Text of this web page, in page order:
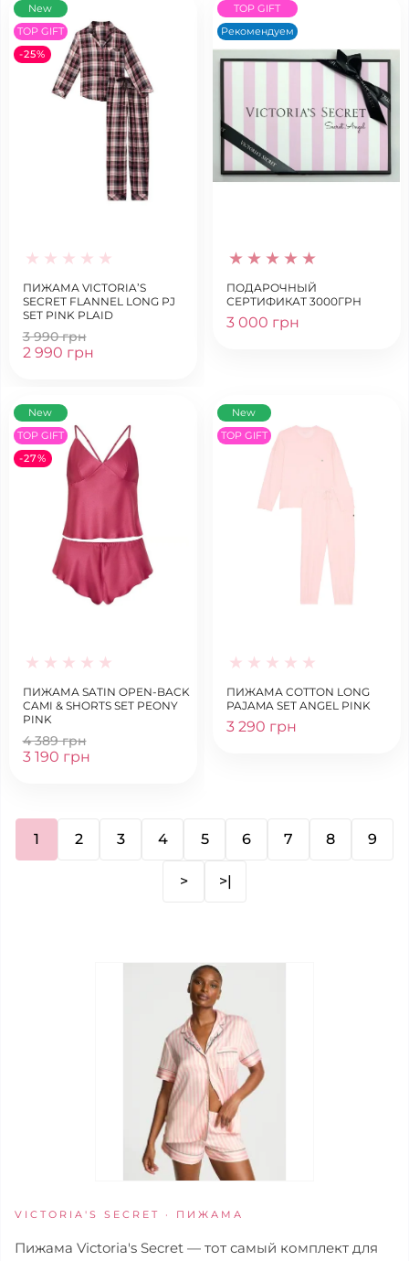
New
TOP GIFT
-25%
ПИЖАМА VICTORIA’S
SECRET FLANNEL LONG PJ
SET PINK PLAID
3 990 грн
2 990 грн
TOP GIFT
Рекомендуем
ПОДАРОЧНЫЙ
СЕРТИФИКАТ 3000ГРН
3 000 грн
New
TOP GIFT
-27%
ПИЖАМА SATIN OPEN-BACK
CAMI & SHORTS SET PEONY
PINK
4 389 грн
3 190 грн
New
TOP GIFT
ПИЖАМА COTTON LONG
PAJAMA SET ANGEL PINK
3 290 грн
1 2 3 4 5 6 7 8 9
> >|
VICTORIA'S SECRET · ПИЖАМА
Пижама Victoria's Secret — тот самый комплект для